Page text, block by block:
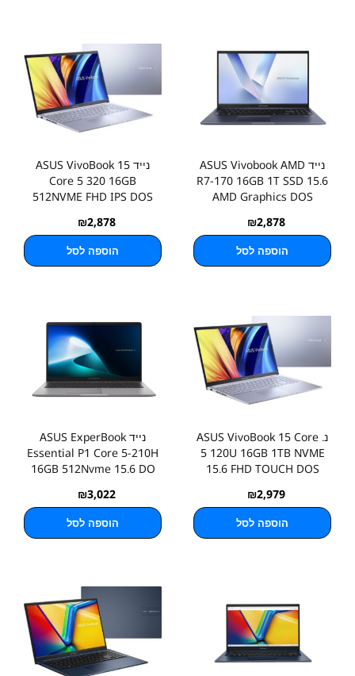
נייד ASUS Vivobook AMD
R7-170 16GB 1T SSD 15.6
AMD Graphics DOS
₪2,878
הוספה לסל
נייד ASUS VivoBook 15
Core 5 320 16GB
512NVME FHD IPS DOS
₪2,878
הוספה לסל
נ. ASUS VivoBook 15 Core
5 120U 16GB 1TB NVME
15.6 FHD TOUCH DOS
₪2,979
הוספה לסל
נייד ASUS ExperBook
Essential P1 Core 5-210H
16GB 512Nvme 15.6 DO
₪3,022
הוספה לסל